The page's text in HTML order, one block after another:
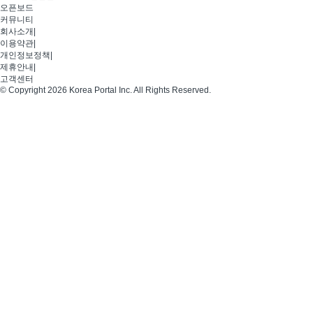
오픈보드
커뮤니티
회사소개
이용약관
개인정보정책
제휴안내
고객센터
© Copyright 2026 Korea Portal Inc. All Rights Reserved.